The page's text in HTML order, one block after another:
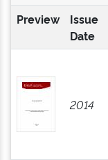
Preview
Issue
Date
2014